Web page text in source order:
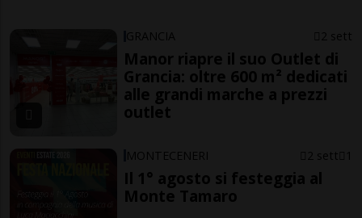
GRANCIA 2 sett
Manor riapre il suo Outlet di
Grancia: oltre 600 m² dedicati
alle grandi marche a prezzi
outlet
MONTECENERI 2 sett 1
Il 1° agosto si festeggia al
Monte Tamaro